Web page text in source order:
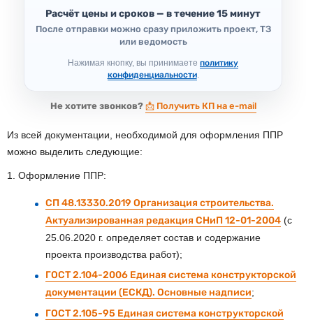
Расчёт цены и сроков — в течение 15 минут
После отправки можно сразу приложить проект, ТЗ
или ведомость
Нажимая кнопку, вы принимаете политику
конфиденциальности.
Не хотите звонков? 📩 Получить КП на e-mail
Из всей документации, необходимой для оформления ППР
можно выделить следующие:
1. Оформление ППР:
СП 48.13330.2019 Организация строительства.
Актуализированная редакция СНиП 12-01-2004 (с
25.06.2020 г. определяет состав и содержание
проекта производства работ);
ГОСТ 2.104-2006 Единая система конструкторской
документации (ЕСКД). Основные надписи;
ГОСТ 2.105-95 Единая система конструкторской